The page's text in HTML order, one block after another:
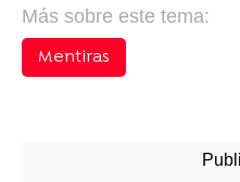
Más sobre este tema:
Mentiras